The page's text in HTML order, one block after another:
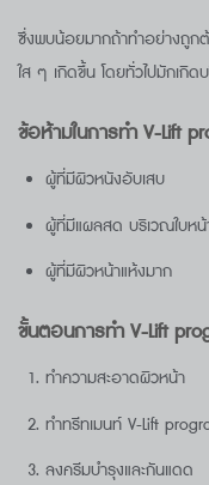
ซึ่งพบน้อยมากถ้าทำอย่างถูก
ใส ๆ เกิดขึ้น โดยทั่วไปมักเกิ
ข้อห้ามในการทำ V-Lift
ผู้ที่มีผิวหนังอับเสบ
ผู้ที่มีแผลสด บริเวณใบหน้
ผู้ที่มีผิวหน้าแห้งมาก
ขั้นตอนการทำ V-Lift
ทำความสะอาดผิวหน้า
ทำทรีทเมนท์ V-Lift
ลงครีมบำรุงและกันแดด